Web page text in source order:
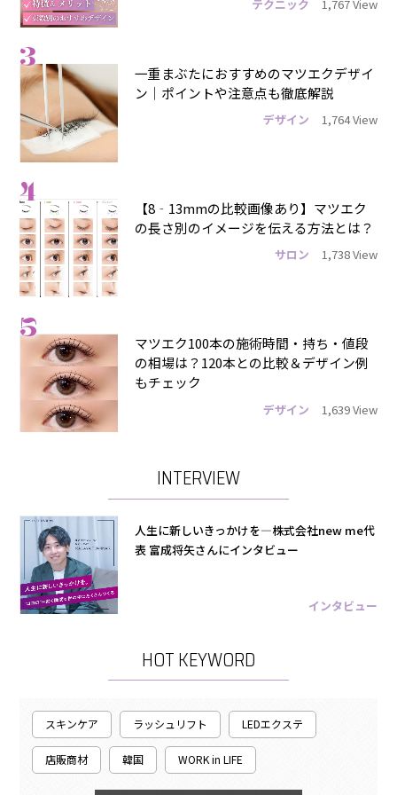
テクニック 1,767 View
3
一重まぶたにおすすめのマツエクデザイ
ン｜ポイントや注意点も徹底解説
デザイン 1,764 View
4
【8‐13mmの比較画像あり】マツエク
の長さ別のイメージを伝える方法とは？
サロン 1,738 View
5
マツエク100本の施術時間・持ち・値段
の相場は？120本との比較＆デザイン例
もチェック
デザイン 1,639 View
INTERVIEW
人生に新しいきっかけを―株式会社new me代
表 富成将矢さんにインタビュー
インタビュー
HOT KEYWORD
スキンケア ラッシュリフト LEDエクステ
店販商材 韓国 WORK in LIFE